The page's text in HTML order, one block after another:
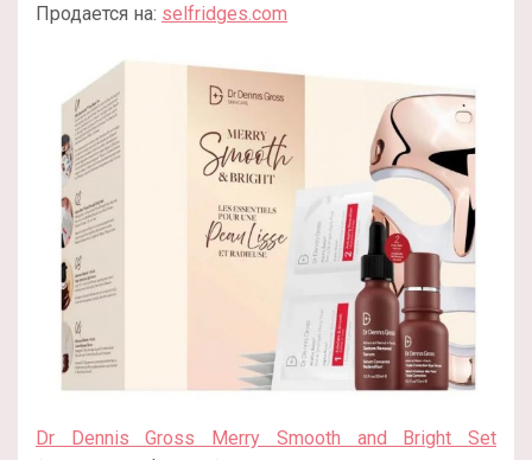
Продается на: selfridges.com
Dr Dennis Gross Merry Smooth and Bright Set